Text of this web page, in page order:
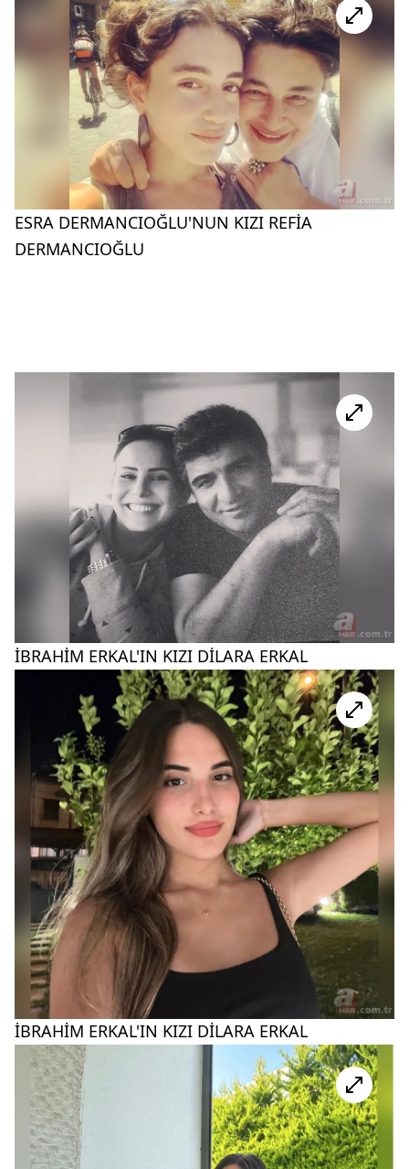
ESRA DERMANCIOĞLU'NUN KIZI REFİA
DERMANCIOĞLU
İBRAHİM ERKAL'IN KIZI DİLARA ERKAL
İBRAHİM ERKAL'IN KIZI DİLARA ERKAL